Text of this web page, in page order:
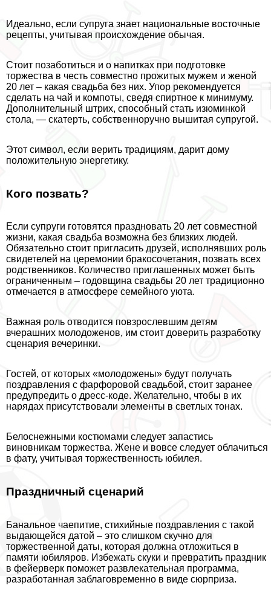
Идеально, если супруга знает национальные восточные
рецепты, учитывая происхождение обычая.
Стоит позаботиться и о напитках при подготовке
торжества в честь совместно прожитых мужем и женой
20 лет – какая свадьба без них. Упор рекомендуется
сделать на чай и компоты, сведя спиртное к минимуму.
Дополнительный штрих, способный стать изюминкой
стола, — скатерть, собственноручно вышитая супругой.
Этот символ, если верить традициям, дарит дому
положительную энергетику.
Кого позвать?
Если супруги готовятся праздновать 20 лет совместной
жизни, какая свадьба возможна без близких людей.
Обязательно стоит пригласить друзей, исполнявших роль
свидетелей на церемонии бpaкосочетания, позвать всех
родственников. Количество приглашенных может быть
ограниченным – годовщина свадьбы 20 лет традиционно
отмечается в атмосфере семейного уюта.
Важная роль отводится повзрослевшим детям
вчерашних молодоженов, им стоит доверить разработку
сценария вечеринки.
Гостей, от которых «молодожены» будут получать
поздравления с фарфоровой свадьбой, стоит заранее
предупредить о дресс-коде. Желательно, чтобы в их
нарядах присутствовали элементы в светлых тонах.
Белоснежными костюмами следует запастись
виновникам торжества. Жене и вовсе следует облачиться
в фату, учитывая торжественность юбилея.
Праздничный сценарий
Бaнaльное чаепитие, стихийные поздравления с такой
выдающейся датой – это слишком скучно для
торжественной даты, которая должна отложиться в
памяти юбиляров. Избежать скуки и превратить праздник
в фейерверк поможет развлекательная программа,
разработанная заблаговременно в виде сюрприза.